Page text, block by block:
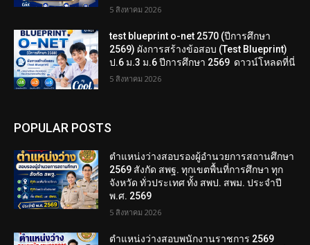
5 สิงหาคม 2026
test blueprint o-net 2570 (ปีการศึกษา
2569) ผังการสร้างข้อสอบ (Test Blueprint)
ป.6 ม.3 ม.6 ปีการศึกษา 2569 ดาวน์โหลดที่นี่
5 สิงหาคม 2026
POPULAR POSTS
ตำแหน่งว่างสอบรองผู้อำนวยการสถานศึกษา
2569 สังกัด สพฐ. ทุกเขตพื้นที่การศึกษา ทุก
จังหวัด ทั่วประเทศ ทั้ง สพป. สพม. ประจำปี
พ.ศ. 2569
5 สิงหาคม 2026
ตำแหน่งว่างสอบพนักงานราชการ 2569